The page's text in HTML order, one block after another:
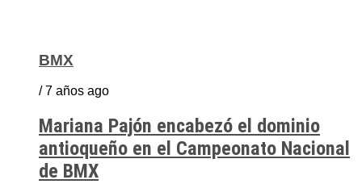
BMX
/ 7 años ago
Mariana Pajón encabezó el dominio
antioqueño en el Campeonato Nacional
de BMX